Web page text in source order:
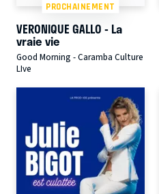
PROCHAINEMENT
VERONIQUE GALLO - La
vraie vie
Good Morning - Caramba Culture
LIve